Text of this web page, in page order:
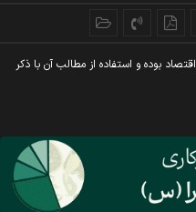
بوده و استفاده از مطالب آن با ذکر